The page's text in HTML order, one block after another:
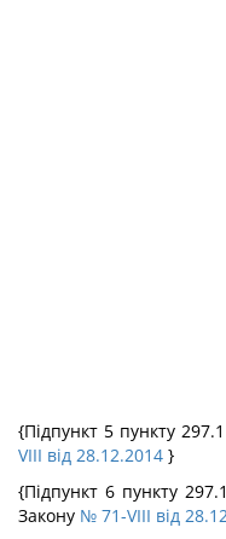
{Підпункт 5 пункту
VIII від 28.12.2014 }
{Підпункт 6 пункту
Закону № 71-VIII від